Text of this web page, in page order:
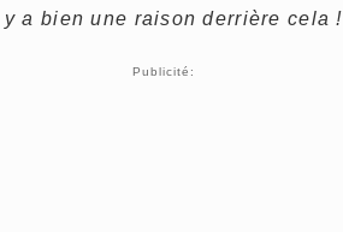
a bien une raison derrière cela !
Publicité: